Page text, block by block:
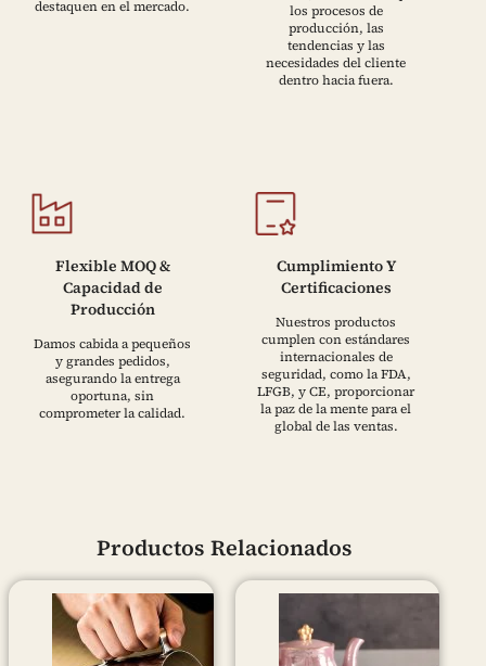
destaquen en el mercado.
los procesos de
producción, las
tendencias y las
necesidades del cliente
dentro hacia fuera.
Flexible MOQ &
Capacidad de
Producción
Damos cabida a pequeños
y grandes pedidos,
asegurando la entrega
oportuna, sin
comprometer la calidad.
Cumplimiento Y
Certificaciones
Nuestros productos
cumplen con estándares
internacionales de
seguridad, como la FDA,
LFGB, y CE, proporcionar
la paz de la mente para el
global de las ventas.
Productos Relacionados